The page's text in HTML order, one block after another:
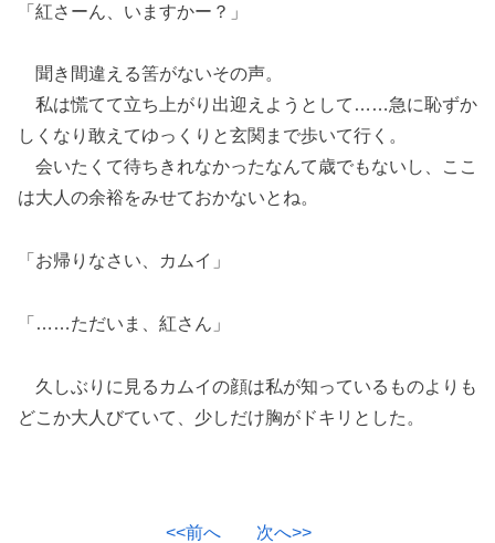
「紅さーん、いますかー？」
聞き間違える筈がないその声。
私は慌てて立ち上がり出迎えようとして……急に恥ずか
しくなり敢えてゆっくりと玄関まで歩いて行く。
会いたくて待ちきれなかったなんて歳でもないし、ここ
は大人の余裕をみせておかないとね。
「お帰りなさい、カムイ」
「……ただいま、紅さん」
久しぶりに見るカムイの顔は私が知っているものよりも
どこか大人びていて、少しだけ胸がドキリとした。
<<前へ 次へ>>